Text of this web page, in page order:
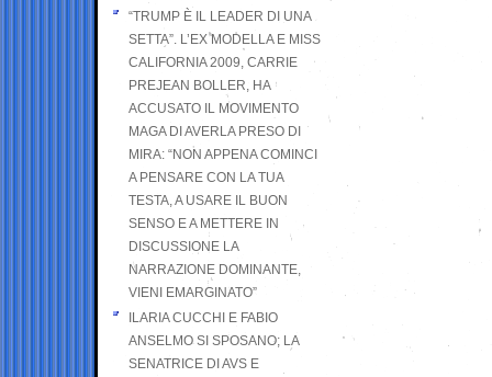
“TRUMP È IL LEADER DI UNA
SETTA”. L’EX MODELLA E MISS
CALIFORNIA 2009, CARRIE
PREJEAN BOLLER, HA
ACCUSATO IL MOVIMENTO
MAGA DI AVERLA PRESO DI
MIRA: “NON APPENA COMINCI
A PENSARE CON LA TUA
TESTA, A USARE IL BUON
SENSO E A METTERE IN
DISCUSSIONE LA
NARRAZIONE DOMINANTE,
VIENI EMARGINATO”
ILARIA CUCCHI E FABIO
ANSELMO SI SPOSANO; LA
SENATRICE DI AVS E